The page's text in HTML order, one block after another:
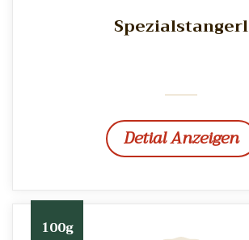
Spezialstangerl
Detial Anzeigen
100g